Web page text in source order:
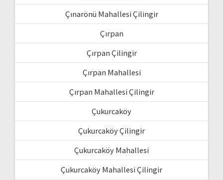
Çınarönü Mahallesi Çilingir
Çırpan
Çırpan Çilingir
Çırpan Mahallesi
Çırpan Mahallesi Çilingir
Çukurcaköy
Çukurcaköy Çilingir
Çukurcaköy Mahallesi
Çukurcaköy Mahallesi Çilingir